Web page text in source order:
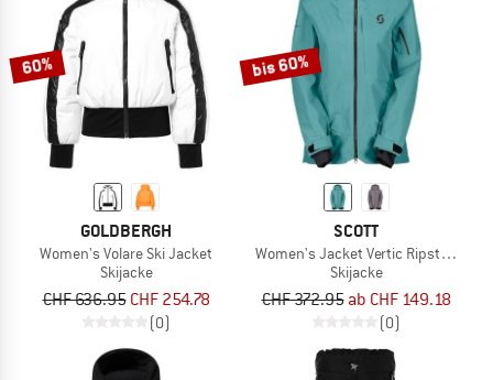
60%
GOLDBERGH
Women's Volare Ski Jacket
Skijacke
CHF 636.95 CHF 254.78
(0)
bis 60%
SCOTT
Women's Jacket Vertic Ripstop 3L
Skijacke
CHF 372.95 ab CHF 149.18
(0)